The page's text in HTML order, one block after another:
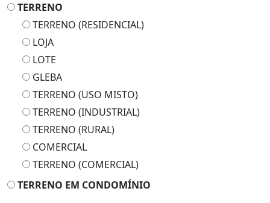
TERRENO
TERRENO (RESIDENCIAL)
LOJA
LOTE
GLEBA
TERRENO (USO MISTO)
TERRENO (INDUSTRIAL)
TERRENO (RURAL)
COMERCIAL
TERRENO (COMERCIAL)
TERRENO EM CONDOMÍNIO